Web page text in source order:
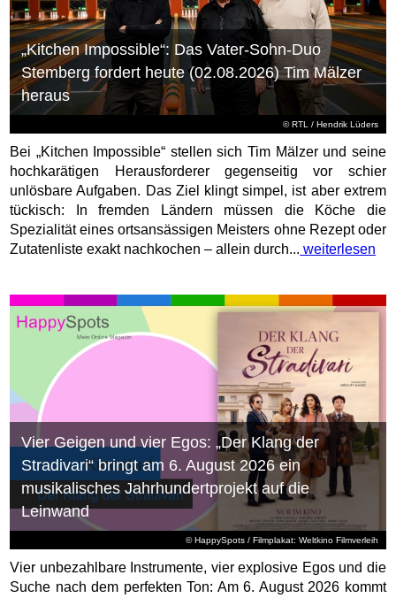
©RTL / Hendrik Lüders
„Kitchen Impossible“: Das Vater-Sohn-Duo
Stemberg fordert heute (02.08.2026) Tim Mälzer
heraus
Bei „Kitchen Impossible“ stellen sich Tim Mälzer und seine
hochkarätigen Herausforderer gegenseitig vor schier
unlösbare Aufgaben. Das Ziel klingt simpel, ist aber extrem
tückisch: In fremden Ländern müssen die Köche die
Spezialität eines ortsansässigen Meisters ohne Rezept oder
Zutatenliste exakt nachkochen – allein durch... weiterlesen
© HappySpots / Filmplakat: Weltkino Filmverleih
Vier Geigen und vier Egos: „Der Klang der
Stradivari“ bringt am 6. August 2026 ein
musikalisches Jahrhundertprojekt auf die
Leinwand
Vier unbezahlbare Instrumente, vier explosive Egos und die
Suche nach dem perfekten Ton: Am 6. August 2026 kommt